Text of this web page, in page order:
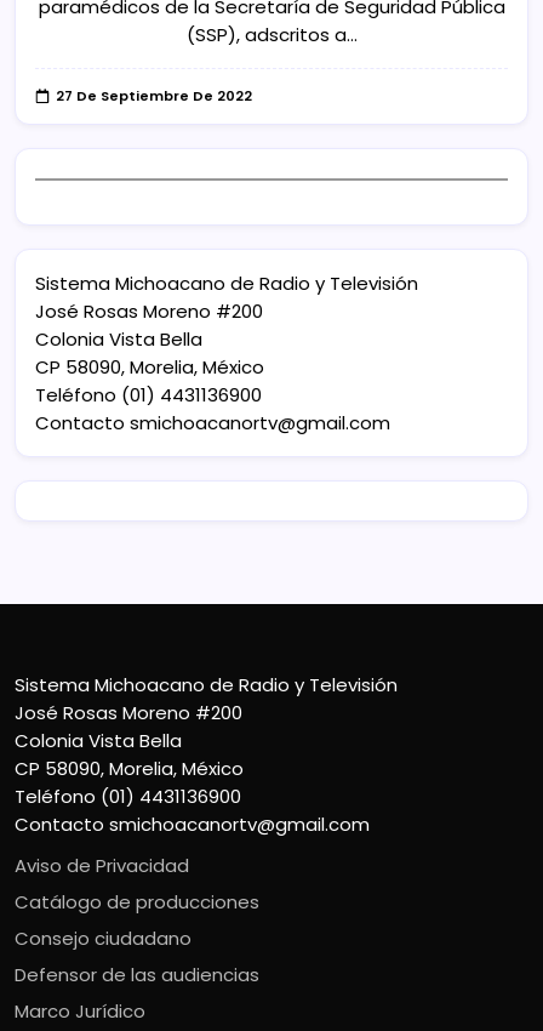
paramédicos de la Secretaría de Seguridad Pública
(SSP), adscritos a…
27 De Septiembre De 2022
Sistema Michoacano de Radio y Televisión
José Rosas Moreno #200
Colonia Vista Bella
CP 58090, Morelia, México
Teléfono (01) 4431136900
Contacto smichoacanortv@gmail.com
Sistema Michoacano de Radio y Televisión
José Rosas Moreno #200
Colonia Vista Bella
CP 58090, Morelia, México
Teléfono (01) 4431136900
Contacto smichoacanortv@gmail.com
Aviso de Privacidad
Catálogo de producciones
Consejo ciudadano
Defensor de las audiencias
Marco Jurídico